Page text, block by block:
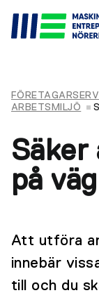
ARBETSMILJÖ
Säker
på
Att utföra
innebär
till och du